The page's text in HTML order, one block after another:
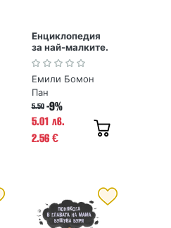
Енциклопедия
за най-малките.
Емоциите
Емили Бомон
Пан
5.50 -9%
5.01 лв.
2.56 €